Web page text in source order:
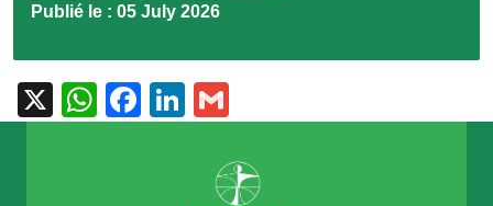
Publié le : 05 July 2026
X WhatsAppFacebook
LinkedIn